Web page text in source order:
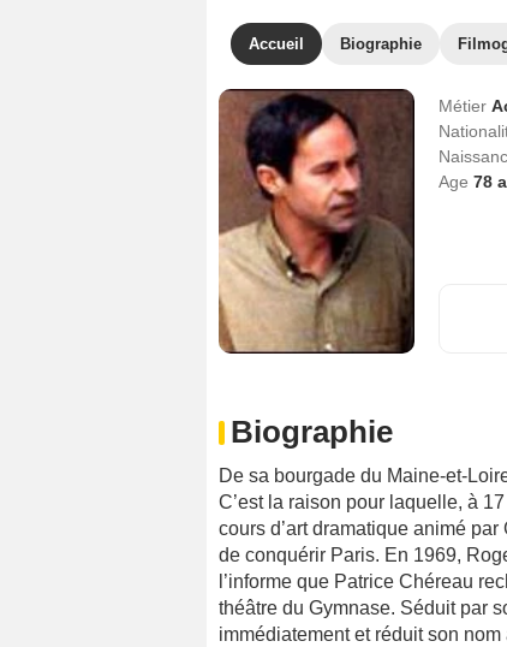
Accueil Biographie
Métier
Age 78
Biographie
De sa bourgade du Maine-et-
C’est la raison pour laquelle, à
cours d’art dramatique animé
de conquérir Paris. En 1969,
l’informe que Patrice Chéreau
théâtre du Gymnase. Séduit par
immédiatement et réduit son